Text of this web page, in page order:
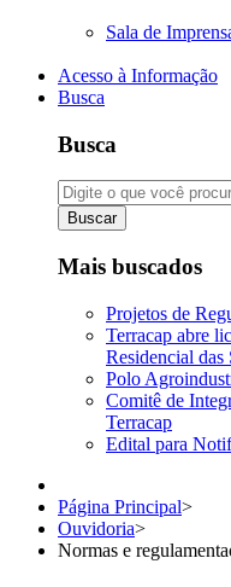
Sala de
Acesso à Informação
Busca
Busca
Buscar
Mais buscados
Projetos de
Terracap abre
Residencial das
Polo
Comitê de
Terracap
Edital para
Página Principal>
Ouvidoria>
Normas e